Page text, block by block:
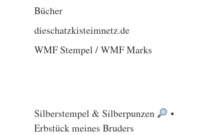
Bücher
dieschatzkisteimnetz.de
WMF Stempel / WMF Marks
Silberstempel & Silberpunzen
•
Erbstück meines Bruders